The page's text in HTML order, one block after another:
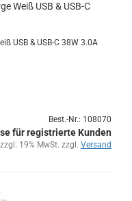
Weiß USB & USB-C
USB & USB-C 38W 3.0A
Best.-Nr.: 108070
für registrierte Kunden
zzgl. 19% MwSt. zzgl. Versand